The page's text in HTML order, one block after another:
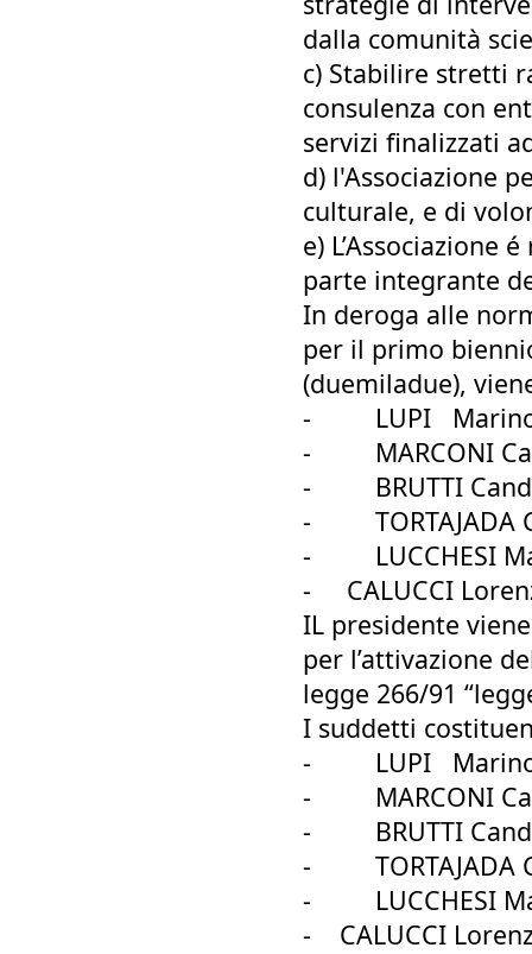
dalla comunità
c) Stabilire stretti
consulenza con
servizi finalizzati
d) l'Associazione
culturale, e di
e)
parte integrante
In deroga alle
per il primo
(duemiladue),
-
LUPI
-
MARCONI
-
BRUTTI
-
-
LUCCHESI
- CALUCCI
IL presidente
per l’attivazione
legge 266/91
I suddetti
-
LUPI Marino
-
MARCONI
-
BRUTTI
-
TORTAJADA
-
LUCCHESI
- CALUCCI Lorenzo